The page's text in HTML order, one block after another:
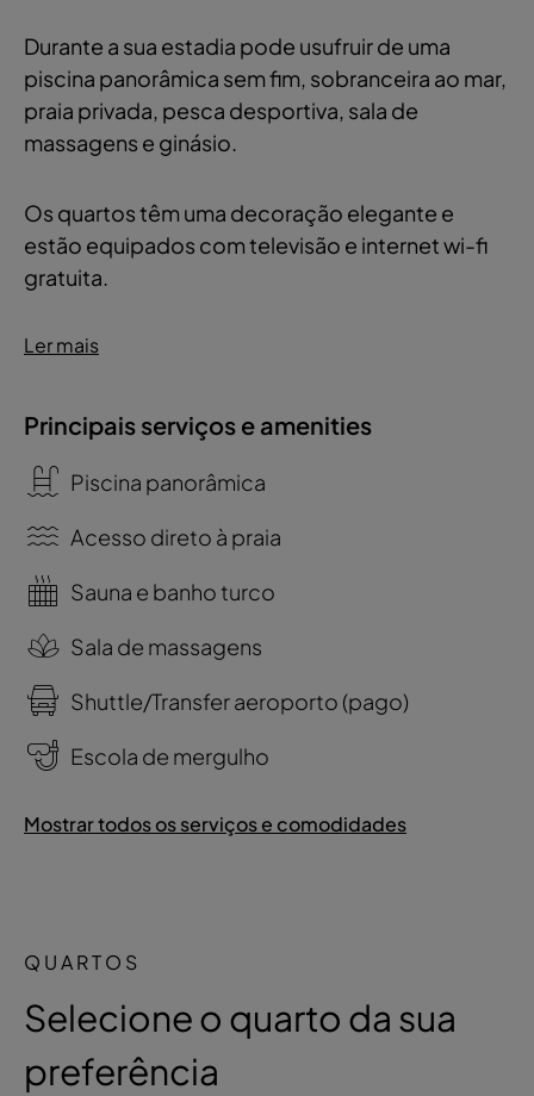
Durante a sua estadia pode usufruir de uma
piscina panorâmica sem fim, sobranceira ao mar,
praia privada, pesca desportiva, sala de
massagens e ginásio.
Os quartos têm uma decoração elegante e
estão equipados com televisão e internet wi-fi
gratuita.
Ler mais
Principais serviços e amenities
Piscina panorâmica
Acesso direto à praia
Sauna e banho turco
Sala de massagens
Shuttle/Transfer aeroporto (pago)
Escola de mergulho
Mostrar todos os serviços e comodidades
QUARTOS
Selecione o quarto da sua
preferência